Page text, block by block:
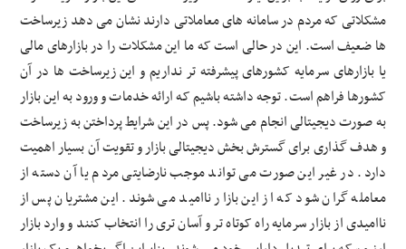
مشکلاتی که مردم در سامانه های معاملاتی دارند نشان می دهد زیرساخت
ها ضعیف است. این در حالی است که ما این مشکلات را در بازارهای مالی
یا بازارهای سرمایه کشورهای پیشرفته تر نداریم و این زیرساخت ها در آن
کشورها فراهم است. توجه داشته باشیم که ارائه خدمات و ورود به این بازار
به صورت دیجیتالی انجام می شود. پس در این شرایط پرداختن به زیرساخت
و هدف گذاری برای گسترش بخش دیجیتالی بازار و تقویت آن بسیار اهمیت
دارد. در غیر این صورت می تواند موجب نارضایتی مردم یا آن دسته از
معامله گران شود که از این بازار ناامید می شوند. این مشتریان پس از
ناامیدی از بازار سرمایه راه کوتاه تر و آسان تری را انتخاب کنند و وارد بازار